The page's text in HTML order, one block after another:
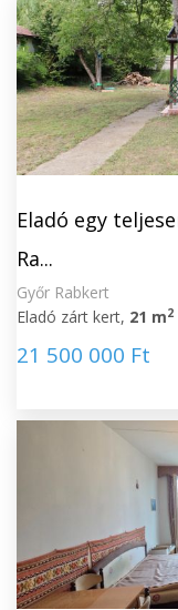
Eladó egy
Ra...
Győr Rabkert
Eladó zárt kert, 21 m2
21 500 000 Ft